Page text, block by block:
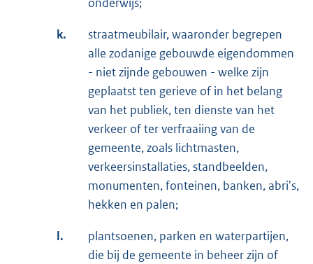
k.
straatmeubilair, waaronder begrepen
alle zodanige gebouwde eigendommen
- niet zijnde gebouwen - welke zijn
geplaatst ten gerieve of in het belang
van het publiek, ten dienste van het
verkeer of ter verfraaiing van de
gemeente, zoals lichtmasten,
verkeersinstallaties, standbeelden,
monumenten, fonteinen, banken, abri's,
hekken en palen;
l.
plantsoenen, parken en waterpartijen,
die bij de gemeente in beheer zijn of